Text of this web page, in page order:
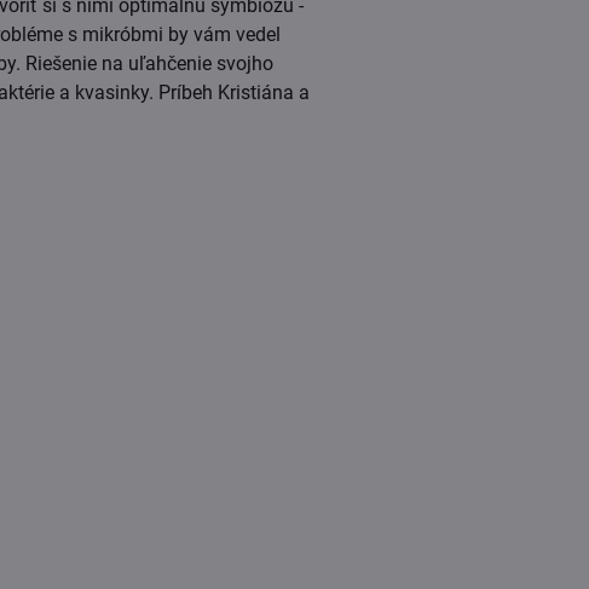
si s nimi optimálnu symbiózu -
s mikróbmi by vám vedel
Riešenie na uľahčenie svojho
a kvasinky. Príbeh Kristiána a